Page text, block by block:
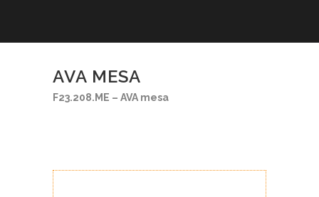
AVA MESA
F23.208.ME – AVA mesa